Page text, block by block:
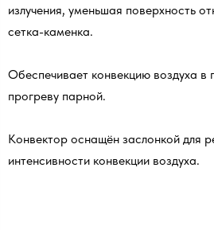
излучения, уменьшая поверхность
сетка-каменка.
Обеспечивает конвекцию воздуха
прогреву парной.
Конвектор оснащён заслонкой для
интенсивности конвекции воздуха.